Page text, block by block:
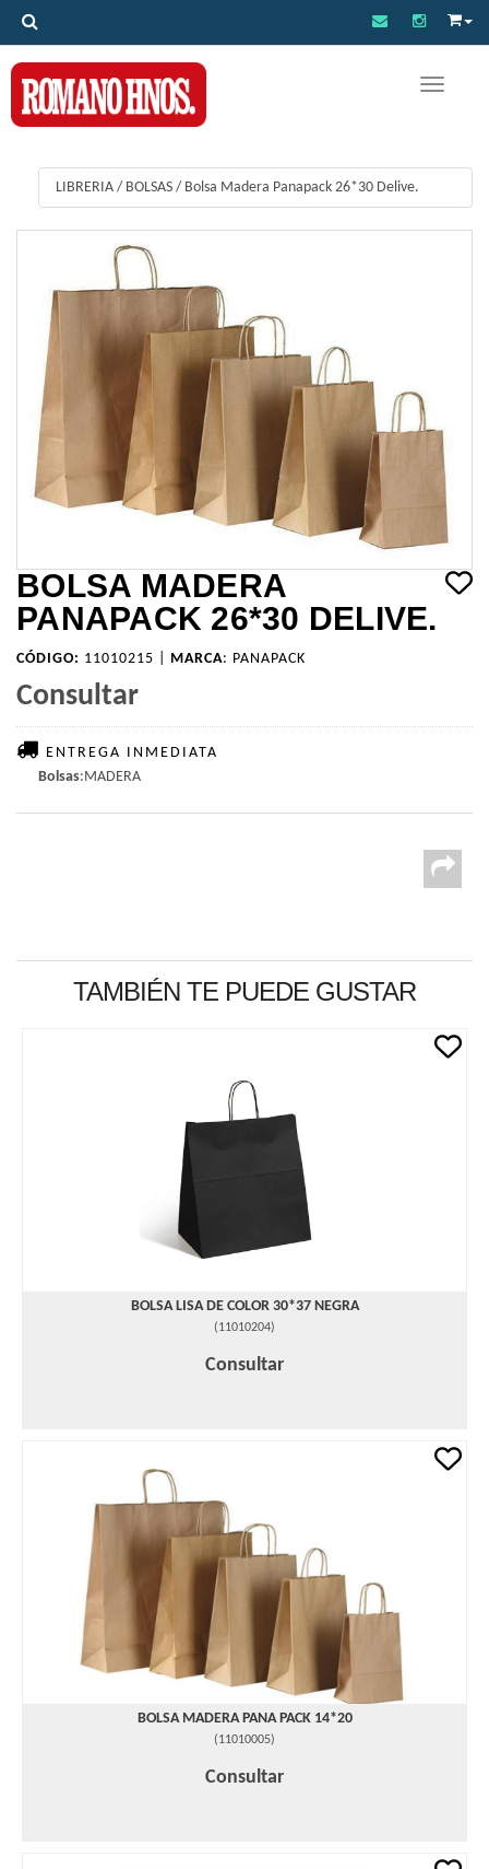
Toggle
LIBRERIA / BOLSAS / Bolsa Madera Panapack 26*30 Delive.
BOLSA MADERA
PANAPACK 26*30 DELIVE.
CÓDIGO: 11010215 | MARCA: PANAPACK
Consultar
ENTREGA INMEDIATA
Bolsas:MADERA
TAMBIÉN TE PUEDE GUSTAR
BOLSA LISA DE COLOR 30*37 NEGRA
(11010204)
Consultar
BOLSA MADERA PANA PACK 14*20
(11010005)
Consultar